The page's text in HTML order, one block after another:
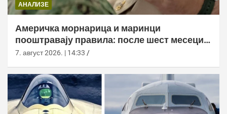
АНАЛИЗЕ
Америчка морнарица и маринци
пооштравају правила: после шест месеци
дозволе за браду следи службено
7. август 2026. | 14:33